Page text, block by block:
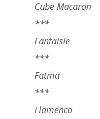
Cube Macaron
***
Fantaisie
***
Fatma
***
Flamenco